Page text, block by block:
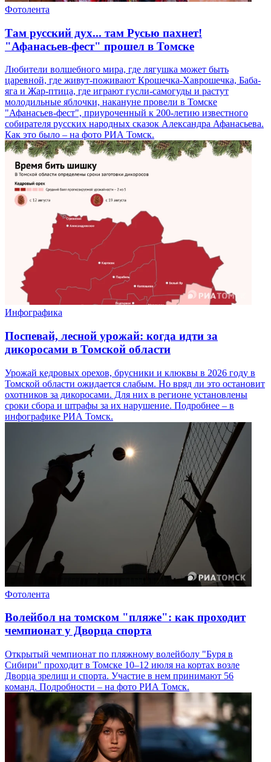
Фотолента
Там русский дух... там Русью пахнет!
"Афанасьев-фест" прошел в Томске
Любители волшебного мира, где лягушка может быть
царевной, где живут-поживают Крошечка-Хаврошечка, Баба-
яга и Жар-птица, где играют гусли-самогуды и растут
молодильные яблочки, накануне провели в Томске
"Афанасьев-фест", приуроченный к 200-летию известного
собирателя русских народных сказок Александра Афанасьева.
Как это было – на фото РИА Томск.
Инфографика
Поспевай, лесной урожай: когда идти за
дикоросами в Томской области
Урожай кедровых орехов, брусники и клюквы в 2026 году в
Томской области ожидается слабым. Но вряд ли это остановит
охотников за дикоросами. Для них в регионе установлены
сроки сбора и штрафы за их нарушение. Подробнее – в
инфографике РИА Томск.
Фотолента
Волейбол на томском "пляже": как проходит
чемпионат у Дворца спорта
Открытый чемпионат по пляжному волейболу "Буря в
Сибири" проходит в Томске 10–12 июля на кортах возле
Дворца зрелищ и спорта. Участие в нем принимают 56
команд. Подробности – на фото РИА Томск.